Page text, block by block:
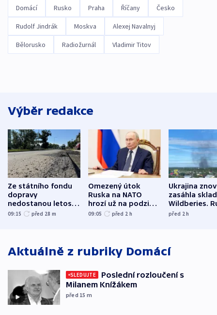
Domácí Rusko Praha Říčany Česko
Rudolf Jindrák Moskva Alexej Navalnyj
Bělorusko Radiožurnál Vladimir Titov
Výběr redakce
Ze státního fondu
dopravy
nedostanou letos
kraje na silnice ani
09:15 před 28 m
Omezený útok
Ruska na NATO
hrozí už na podzim,
varují tajné služby
09:05 před 2 h
Ukrajina
zasáhla
Wildberies.
útočili v
před 2h
Aktuálně z rubriky Domácí
SLEDUJTE
Poslední rozloučení s
Milanem Knížákem
před 15 m